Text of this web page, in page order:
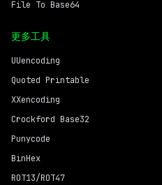
File To Base64
更多工具
UUencoding
Quoted Printable
XXencoding
Crockford Base32
Punycode
BinHex
ROT13/ROT47